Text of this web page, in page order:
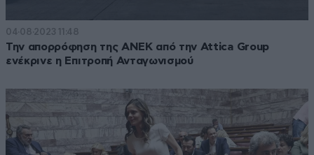
04·08·2023 11:48
Την απορρόφηση της ΑΝΕΚ από την Attica Group
ενέκρινε η Επιτροπή Ανταγωνισμού